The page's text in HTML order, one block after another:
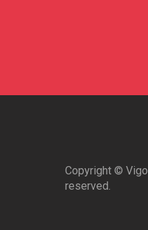
Copyright ©
reserved.